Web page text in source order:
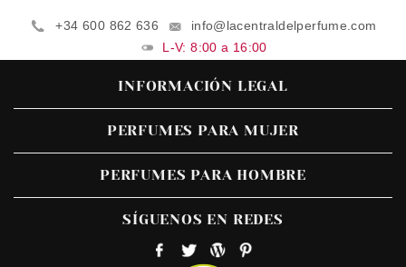
+34 600 862 636
info@lacentraldelperfume.com
L-V: 8:00 a 16:00
INFORMACIÓN LEGAL
PERFUMES PARA MUJER
PERFUMES PARA HOMBRE
SÍGUENOS EN REDES